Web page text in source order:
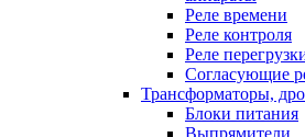
Реле времени
Реле контроля
Реле
Согласующие
Трансформаторы,
Блоки питания
Выпрямители